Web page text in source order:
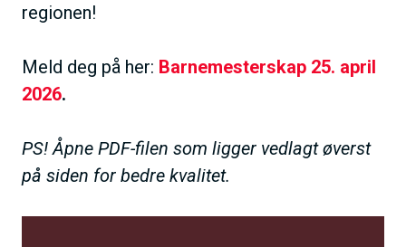
regionen!
Meld deg på her: Barnemesterskap 25. april
2026.
PS! Åpne PDF-filen som ligger vedlagt øverst
på siden for bedre kvalitet.